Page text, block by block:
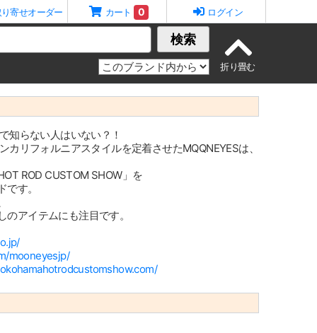
寄せオーダー カート 0 ログイン
検索
知らない人はいない？！
リフォルニアスタイルを定着させたMQQNEYESは、
ROD CUSTOM SHOW」を
す。
アイテムにも注目です。
mooneyesjp/